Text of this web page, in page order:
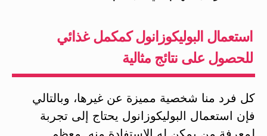
استعمال البوليكوزانول كمكمل غذائي
للحصول على نتائج مثالية
كل فرد منا شخصية مميزة عن غيرها، وبالتالي
فإن استعمال البوليكوزانول يحتاج إلى تجربة